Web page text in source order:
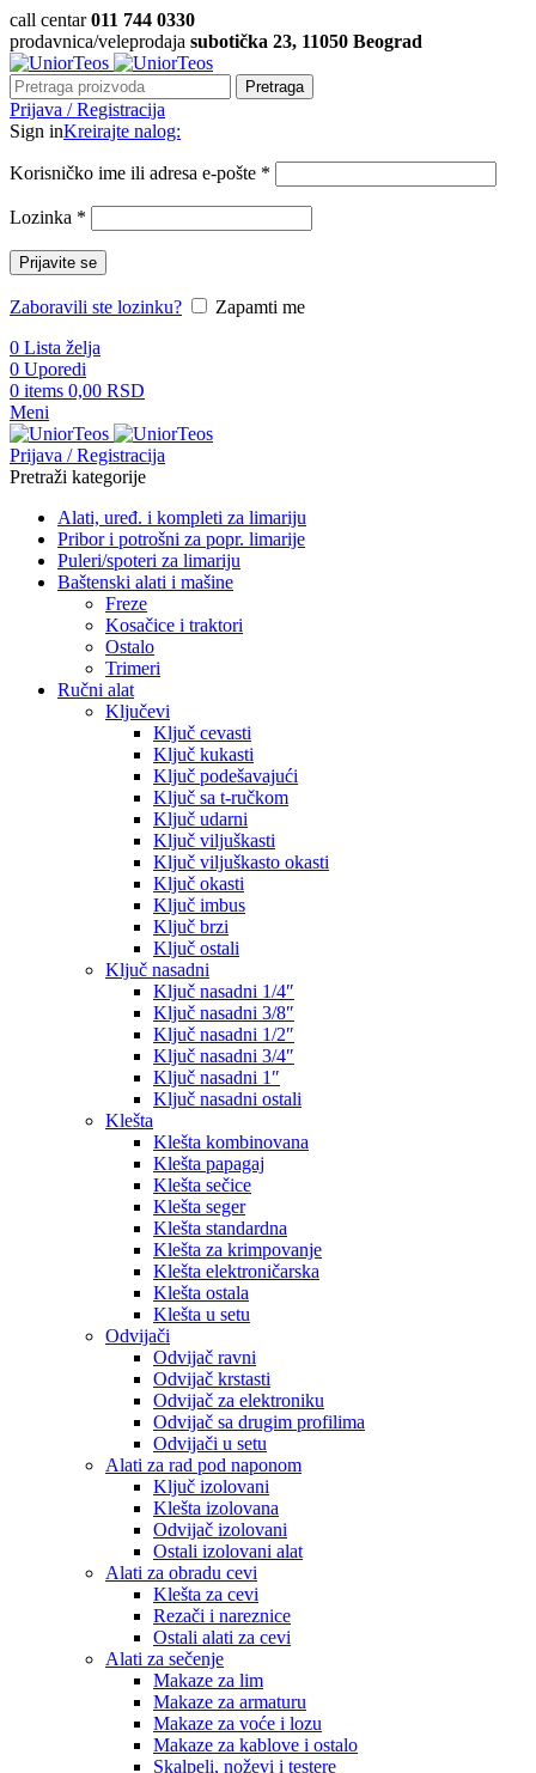
call centar011 744 0330
prodavnica/veleprodaja subotička 23, 11050 Beograd
Pretraga
Prijava / Registracija
Sign inKreirajte nalog:
Korisničko ime ili adresa e-pošte *
Lozinka *
Prijavite se
Zaboravili ste lozinku?
Zapamti me
0 Lista želja
0 Uporedi
0 items 0,00 RSD
Meni
Prijava / Registracija
Pretraži kategorije
Alati, uređ. i kompleti za limariju
Pribor i potrošni za popr. limarije
Puleri/spoteri za limariju
Baštenski alati i mašine
Freze
Kosačice i traktori
Ostalo
Trimeri
Ručni alat
Ključevi
Ključ cevasti
Ključ kukasti
Ključ podešavajući
Ključ sa t-ručkom
Ključ udarni
Ključ viljuškasti
Ključ viljuškasto okasti
Ključ okasti
Ključ imbus
Ključ brzi
Ključ ostali
Ključ nasadni
Ključ nasadni 1/4″
Ključ nasadni 3/8″
Ključ nasadni 1/2″
Ključ nasadni 3/4″
Ključ nasadni 1″
Ključ nasadni ostali
Klešta
Klešta kombinovana
Klešta papagaj
Klešta sečice
Klešta seger
Klešta standardna
Klešta za krimpovanje
Klešta elektroničarska
Klešta ostala
Klešta u setu
Odvijači
Odvijač ravni
Odvijač krstasti
Odvijač za elektroniku
Odvijač sa drugim profilima
Odvijači u setu
Alati za rad pod naponom
Ključ izolovani
Klešta izolovana
Odvijač izolovani
Ostali izolovani alat
Alati za obradu cevi
Klešta za cevi
Rezači i nareznice
Ostali alati za cevi
Alati za sečenje
Makaze za lim
Makaze za armaturu
Makaze za voće i lozu
Makaze za kablove i ostalo
Skalpeli, noževi i testere